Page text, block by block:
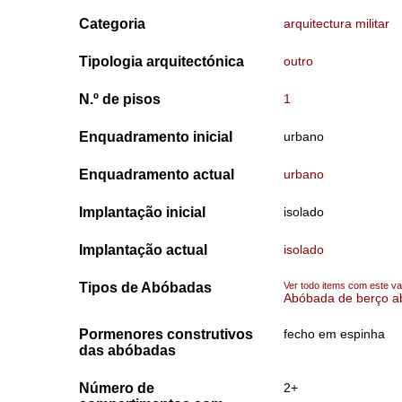
Categoria arquitectura militar
Tipologia arquitectónica outro
N.º de pisos 1
Enquadramento inicial urbano
Enquadramento actual urbano
Implantação inicial isolado
Implantação actual isolado
Tipos de Abóbadas Ver todo items com este
Abóbada de berço
Pormenores construtivos
das abóbadas
fecho em espinha
Número de
2+